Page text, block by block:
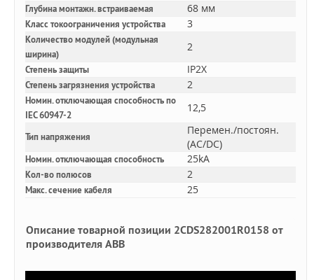
Глубина монтажн. встраиваемая 68 мм
Класс токоограничения устройства 3
Количество модулей (модульная
ширина)
2
Степень защиты IP2X
Степень загрязнения устройства 2
Номин. отключающая способность по
IEC 60947-2
12,5
Тип напряжения
Перемен./постоян.
(AC/DC)
Номин. отключающая способность 25kA
Кол-во полюсов 2
Макс. сечение кабеля 25
Описание товарной позиции 2CDS282001R0158 от
производителя ABB